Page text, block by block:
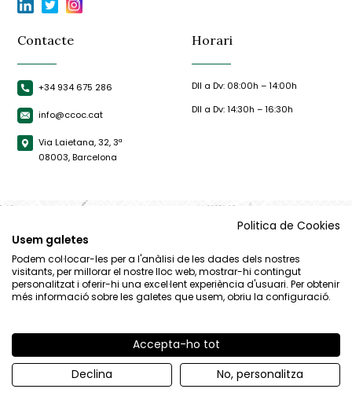
Contacte
+34 934 675 286
info@ccoc.cat
Via Laietana, 32, 3ª
08003, Barcelona
Horari
Dll a Dv: 08:00h – 14:00h
Dll a Dv: 14:30h – 16:30h
Avís Legal Política de privacitat | Política de cookies
By 100x100.net
Politica de Cookies
Usem galetes
Podem col·locar-les per a l'anàlisi de les dades dels nostres
visitants, per millorar el nostre lloc web, mostrar-hi contingut
personalitzat i oferir-hi una excel·lent experiència d'usuari. Per obtenir
més informació sobre les galetes que usem, obriu la configuració.
Accepta-ho tot
Declina
No, personalitza